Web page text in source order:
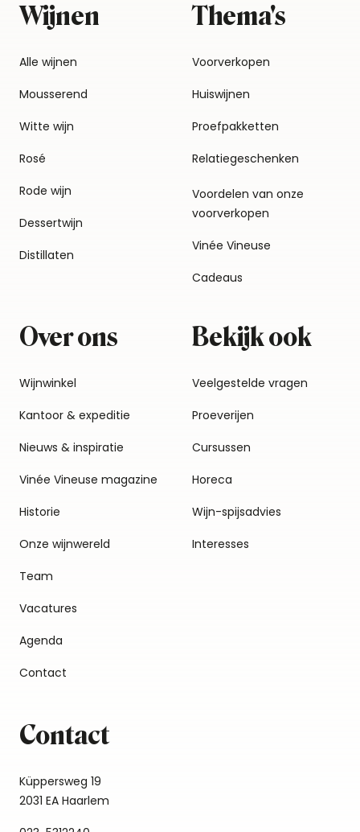
Wijnen
Alle wijnen
Mousserend
Witte wijn
Rosé
Rode wijn
Dessertwijn
Distillaten
Thema's
Voorverkopen
Huiswijnen
Proefpakketten
Relatiegeschenken
Voordelen van onze
voorverkopen
Vinée Vineuse
Cadeaus
Over ons
Wijnwinkel
Kantoor & expeditie
Nieuws & inspiratie
Vinée Vineuse magazine
Historie
Onze wijnwereld
Team
Vacatures
Agenda
Contact
Bekijk ook
Veelgestelde vragen
Proeverijen
Cursussen
Horeca
Wijn-spijsadvies
Interesses
Contact
Küppersweg 19
2031 EA Haarlem